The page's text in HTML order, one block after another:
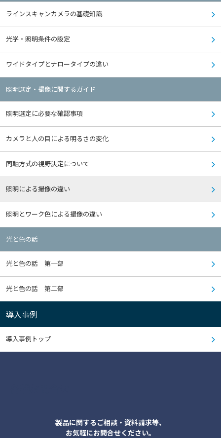
ラインスキャンカメラの基礎知識
光学・照明条件の設定
ワイドタイプとナロータイプの違い
照明選定・撮像に関するガイド
照明選定に必要な確認事項
カメラと人の目による明るさの変化
同軸方式の視野決定について
照明による撮像の違い
照明とワーク色による撮像の違い
光と色の話
光と色の話 第一部
光と色の話 第二部
導入事例
導入事例トップ
製品に関するご相談・資料請求等、
お気軽にお問合せください。